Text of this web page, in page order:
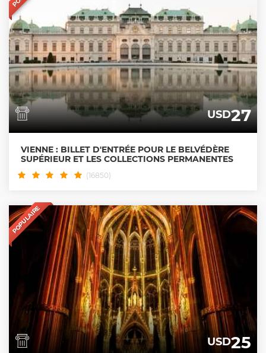
USD27
VIENNE : BILLET D'ENTRÉE POUR LE BELVÉDÈRE
SUPÉRIEUR ET LES COLLECTIONS PERMANENTES
(16850)
POPULAIRE
USD25